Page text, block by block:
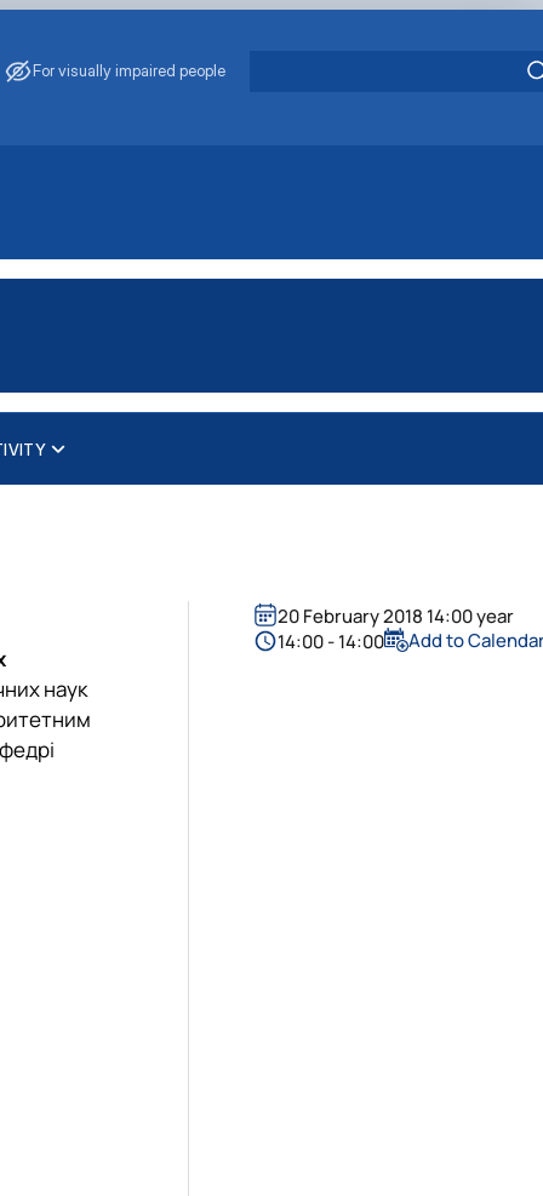
For visually impaired people
та консультуван…
наук
20 February 2018 14:00 year
14:00 - 14:00
Add to